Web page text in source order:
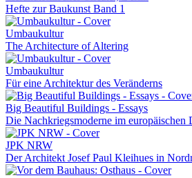
Hefte zur Baukunst Band 1
Umbaukultur
The Architecture of Altering
Umbaukultur
Für eine Architektur des Veränderns
Big Beautiful Buildings - Essays
Die Nachkriegsmoderne im europäischen
JPK NRW
Der Architekt Josef Paul Kleihues in